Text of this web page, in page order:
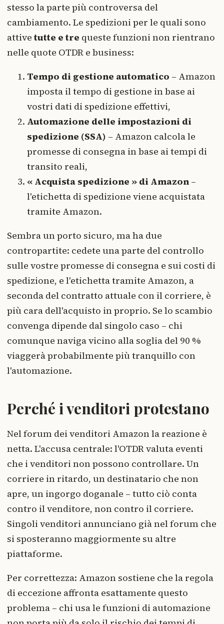
stesso la parte più controversa del
cambiamento. Le spedizioni per le quali sono
attivetutte e tre queste funzioni non rientrano
nelle quote OTDR e business:
Tempo di gestione automatico – Amazon
imposta il tempo di gestione in base ai
vostri dati di spedizione effettivi,
Automazione delle impostazioni di
spedizione (SSA) – Amazon calcola le
promesse di consegna in base ai tempi di
transito reali,
« Acquista spedizione » di Amazon –
l'etichetta di spedizione viene acquistata
tramite Amazon.
Sembra un porto sicuro, ma ha due
contropartite: cedete una parte del controllo
sulle vostre promesse di consegna e sui costi di
spedizione, e l'etichetta tramite Amazon, a
seconda del contratto attuale con il corriere, è
più cara dell'acquisto in proprio. Se lo scambio
convenga dipende dal singolo caso – chi
comunque naviga vicino alla soglia del 90 %
viaggerà probabilmente più tranquillo con
l'automazione.
Perché i venditori protestano
Nel forum dei venditori Amazon la reazione è
netta. L'accusa centrale: l'OTDR valuta eventi
che i venditori non possono controllare. Un
corriere in ritardo, un destinatario che non
apre, un ingorgo doganale – tutto ciò conta
contro il venditore, non contro il corriere.
Singoli venditori annunciano già nel forum che
si sposteranno maggiormente su altre
piattaforme.
Per correttezza: Amazon sostiene che la regola
di eccezione affronta esattamente questo
problema – chi usa le funzioni di automazione